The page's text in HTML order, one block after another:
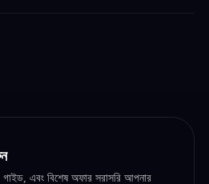
গাইড, এবং বিশেষ অফার সরাসরি আপনার